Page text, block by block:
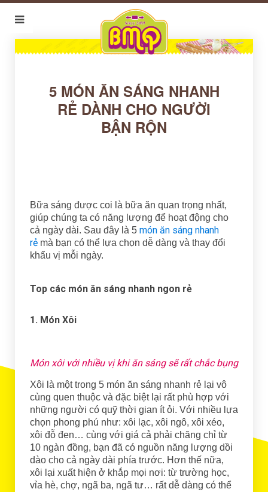
5 MÓN ĂN SÁNG NHANH
RẺ DÀNH CHO NGƯỜI
BẬN RỘN
Bữa sáng được coi là bữa ăn quan trọng nhất,
giúp chúng ta có năng lượng để hoạt động cho
cả ngày dài. Sau đây là 5 món ăn sáng nhanh
rẻ mà bạn có thể lựa chọn dễ dàng và thay đổi
khẩu vị mỗi ngày.
Top các món ăn sáng nhanh ngon rẻ
1. Món Xôi
Món xôi với nhiều vị khi ăn sáng sẽ rất chắc bụng
Xôi là một trong 5 món ăn sáng nhanh rẻ lại vô
cùng quen thuộc và đặc biệt lại rất phù hợp với
những người có quỹ thời gian ít ỏi. Với nhiều lựa
chọn phong phú như: xôi lạc, xôi ngô, xôi xéo,
xôi đỗ đen… cùng với giá cả phải chăng chỉ từ
10 ngàn đồng, bạn đã có nguồn năng lượng dồi
dào cho cả ngày dài phía trước. Hơn thế nữa,
xôi lại xuất hiện ở khắp mọi nơi: từ trường học,
vỉa hè, chợ, ngã ba, ngã tư… rất dễ dàng có thể